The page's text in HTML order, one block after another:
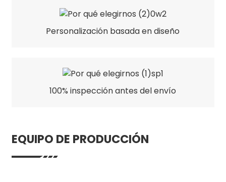
Personalización basada en diseño
100% inspección antes del envío
EQUIPO DE PRODUCCIÓN